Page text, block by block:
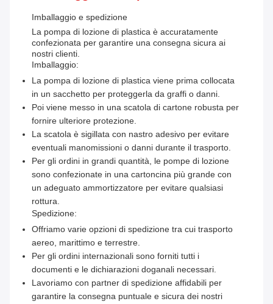
Imballaggio e spedizione
La pompa di lozione di plastica è accuratamente
confezionata per garantire una consegna sicura ai
nostri clienti.
Imballaggio:
La pompa di lozione di plastica viene prima collocata
in un sacchetto per proteggerla da graffi o danni.
Poi viene messo in una scatola di cartone robusta per
fornire ulteriore protezione.
La scatola è sigillata con nastro adesivo per evitare
eventuali manomissioni o danni durante il trasporto.
Per gli ordini in grandi quantità, le pompe di lozione
sono confezionate in una cartoncina più grande con
un adeguato ammortizzatore per evitare qualsiasi
rottura.
Spedizione:
Offriamo varie opzioni di spedizione tra cui trasporto
aereo, marittimo e terrestre.
Per gli ordini internazionali sono forniti tutti i
documenti e le dichiarazioni doganali necessari.
Lavoriamo con partner di spedizione affidabili per
garantire la consegna puntuale e sicura dei nostri